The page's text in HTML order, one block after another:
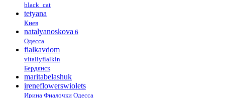
black_cat
tetyana
Киев
natalyanoskova 6
Одесса
fialkavdom
vitaliyfialkin
Бердянск
maritabelashuk
ireneflowerswiolets
Ирина Фиалочки Одесса